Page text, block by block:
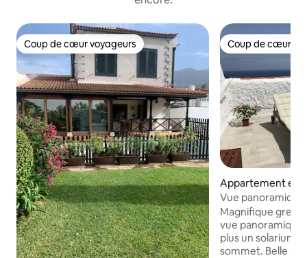
Coup de cœur voyageurs
Coup de cœur voyageurs Coup de cœur
Coup de cœur
Appartement en
Puerto de la Cruz
Vue
incroyable
Magnifique
vue panoramique
plus un solarium
sommet. Belle ambiance avec une